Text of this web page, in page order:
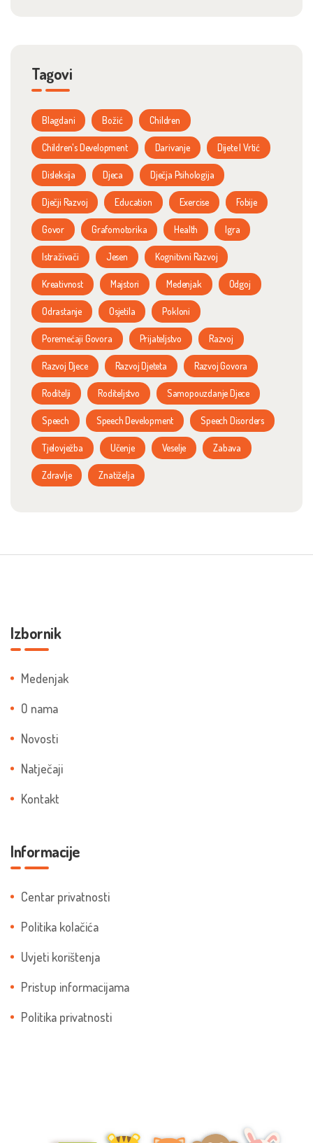
Tagovi
Blagdani Božić Children
Children's Development Darivanje Dijete I Vrtić
Disleksija Djeca Dječja Psihologija
Dječji Razvoj Education Exercise Fobije
Govor Grafomotorika Health Igra
Istraživači Jesen Kognitivni Razvoj
Kreativnost Majstori Medenjak Odgoj
Odrastanje Osjetila Pokloni
Poremećaji Govora Prijateljstvo Razvoj
Razvoj Djece Razvoj Djeteta Razvoj Govora
Roditelji Roditeljstvo Samopouzdanje Djece
Speech Speech Development Speech Disorders
Tjelovježba Učenje Veselje Zabava
Zdravlje Znatiželja
Izbornik
Medenjak
O nama
Novosti
Natječaji
Kontakt
Informacije
Centar privatnosti
Politika kolačića
Uvjeti korištenja
Pristup informacijama
Politika privatnosti